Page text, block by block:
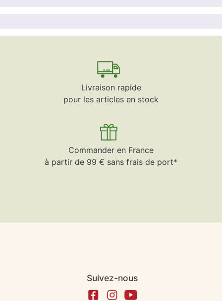
Livraison rapide
pour les articles en stock
Commander en France
à partir de 99 € sans frais de port*
Suivez-nous